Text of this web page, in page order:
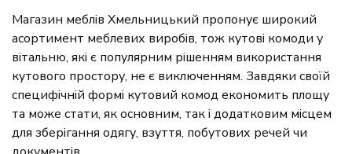
Магазин меблів Хмельницький пропонує широкий
асортимент меблевих виробів, тож кутові комоди у
вітальню, які є популярним рішенням використання
кутового простору, не є виключенням. Завдяки своїй
специфічній формі кутовий комод економить площу
та може стати, як основним, так і додатковим місцем
для зберігання одягу, взуття, побутових речей чи